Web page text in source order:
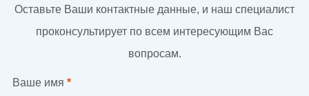
Оставьте Ваши контактные данные, и наш специалист
проконсультирует по всем интересующим Вас
вопросам.
Ваше имя *